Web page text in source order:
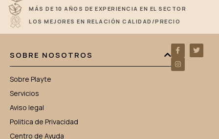
MÁS DE 10 AÑOS DE EXPERIENCIA EN EL SECTOR
LOS MEJORES EN RELACIÓN CALIDAD/PRECIO
SOBRE NOSOTROS
Sobre Playte
Servicios
Aviso legal
Politica de Privacidad
Centro de Ayuda